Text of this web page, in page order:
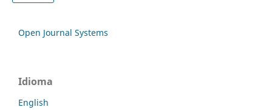
Open Journal Systems
Idioma
English